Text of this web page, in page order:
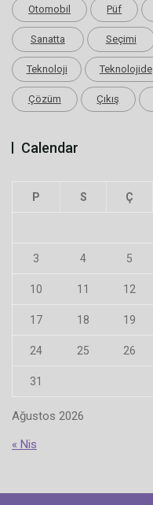
Otomobil Püf
Sanatta Seçimi
Teknoloji Teknolojide
Çözüm Çıkış
Calendar
Ağustos 2026
P S Ç
3 4 5
10 11 12
17 18 19
24 25 26
31
« Nis